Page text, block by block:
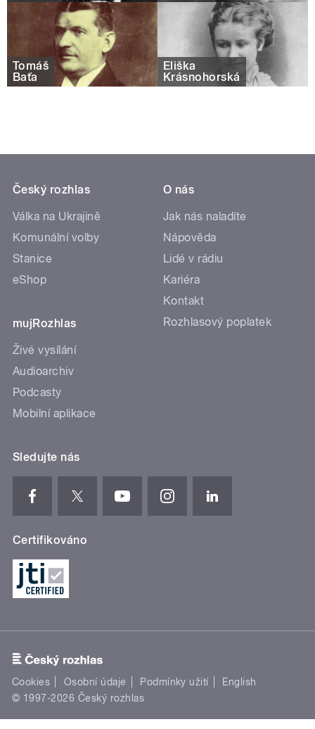
Tomáš
Baťa
Eliška
Krásnohorská
Český rozhlas
Válka na Ukrajině
Komunální volby
Stanice
eShop
mujRozhlas
Živé vysílání
Audioarchiv
Podcasty
Mobilní aplikace
O nás
Jak nás naladíte
Nápověda
Lidé v rádiu
Kariéra
Kontakt
Rozhlasový poplatek
Sledujte nás
Certifikováno
Cookies Osobní údaje Podmínky užití
English
© 1997-2026 Český rozhlas